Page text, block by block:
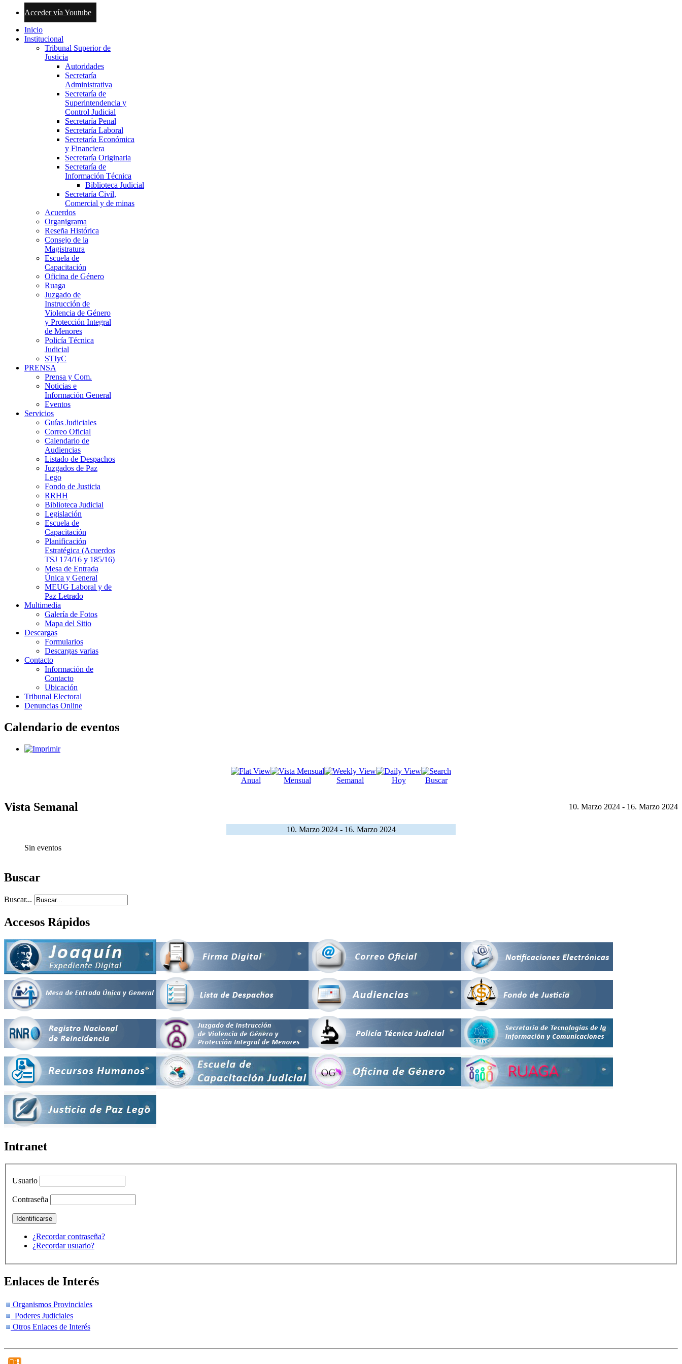
Acceder vía Youtube
Inicio
Institucional
Tribunal Superior de
Justicia
Autoridades
Secretaría
Administrativa
Secretaría de
Superintendencia y
Control Judicial
Secretaría Penal
Secretaría Laboral
Secretaría Económica
y Financiera
Secretaría Originaria
Secretaría de
Información Técnica
Biblioteca Judicial
Secretaría Civil,
Comercial y de minas
Acuerdos
Organigrama
Reseña Histórica
Consejo de la
Magistratura
Escuela de
Capacitación
Oficina de Género
Ruaga
Juzgado de
Instrucción de
Violencia de Género
y Protección Integral
de Menores
Policía Técnica
Judicial
STIyC
PRENSA
Prensa y Com.
Noticias e
Información General
Eventos
Servicios
Guías Judiciales
Correo Oficial
Calendario de
Audiencias
Listado de Despachos
Juzgados de Paz
Lego
Fondo de Justicia
RRHH
Biblioteca Judicial
Legislación
Escuela de
Capacitación
Planificación
Estratégica (Acuerdos
TSJ 174/16 y 185/16)
Mesa de Entrada
Única y General
MEUG Laboral y de
Paz Letrado
Multimedia
Galería de Fotos
Mapa del Sitio
Descargas
Formularios
Descargas varias
Contacto
Información de
Contacto
Ubicación
Tribunal Electoral
Denuncias Online
Calendario de eventos
Anual Mensual Semanal Hoy Buscar
Vista Semanal 10. Marzo 2024 - 16. Marzo 2024
10. Marzo 2024 - 16. Marzo 2024
Sin eventos
Buscar
Buscar...
Accesos Rápidos
Intranet
Usuario
Contraseña
¿Recordar contraseña?
¿Recordar usuario?
Enlaces de Interés
Organismos Provinciales
Poderes Judiciales
Otros Enlaces de Interés